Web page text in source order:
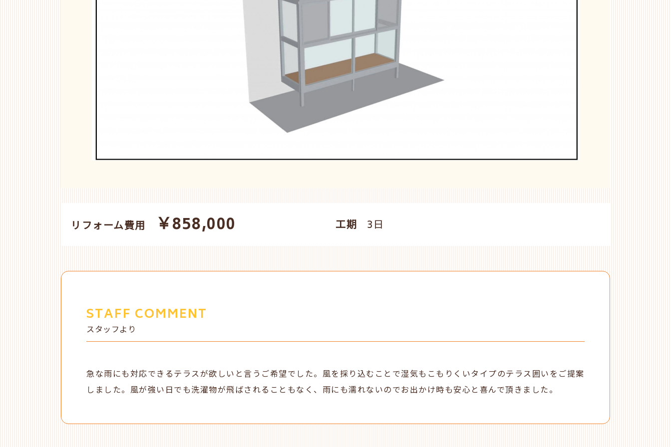
リフォーム費用 ￥858,000 工期 3日
STAFF COMMENT
スタッフより
急な雨にも対応できるテラスが欲しいと言うご希望でした。風を採り込むことで湿気もこもりくいタイプのテラス囲いをご提案
しました。風が強い日でも洗濯物が飛ばされることもなく、雨にも濡れないのでお出かけ時も安心と喜んで頂きました。